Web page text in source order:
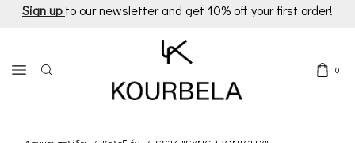
Sign up to our newsletter and get 10% off your first order!
0